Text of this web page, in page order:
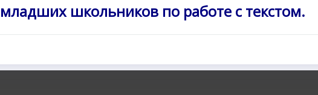
школьников по работе с текстом.